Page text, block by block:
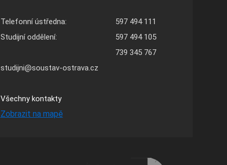
Telefonní ústředna:
Studijní oddělení:
studijni@soustav-ostrava.cz
Všechny kontakty
Zobrazit na mapě
597 494 111
597 494 105
739 345 767